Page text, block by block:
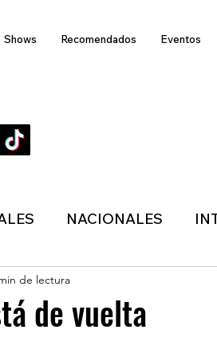
Shows Recomendados Eventos
NACIONALES
ECONÓMICA
de vuelta
de lectura